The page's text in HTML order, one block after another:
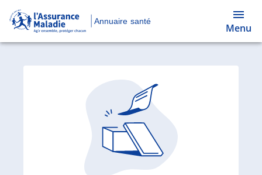
Annuaire santé
Menu